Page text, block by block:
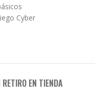
Cyber
EN TIENDA